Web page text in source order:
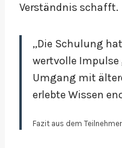
Verständnis schafft.
„Die Schulung
wertvolle Impulse
Umgang mit
erlebte Wissen
Fazit aus dem